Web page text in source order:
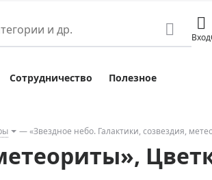
Bresser Junior
опытов
Лазерные
Цифровые
Вход
Сотрудничество Полезное
«Звездное небо. Галактики, созвездия,